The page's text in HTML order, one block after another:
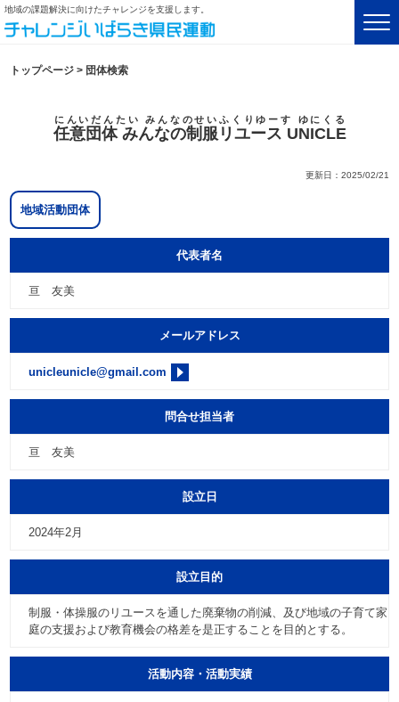
地域の課題解決に向けたチャレンジを支援します。
トップページ > 団体検索
任意団体 みんなの制服リユース UNICLE
にんいだんたい みんなのせいふくりゆーす ゆにくる
更新日：2025/02/21
地域活動団体
代表者名
亘 友美
メールアドレス
unicleunicle@gmail.com
問合せ担当者
亘 友美
設立日
2024年2月
設立目的
制服・体操服のリユースを通した廃棄物の削減、及び地域の子育て家
庭の支援および教育機会の格差を是正することを目的とする。
活動内容・活動実績